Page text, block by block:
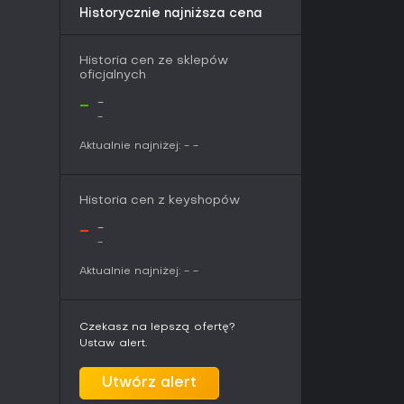
wydajności na PS5 - krótsze czasy
Tryb Odkrywania automatyzuje
i przedmiotami. Treści te
oraz rdzenni mieszkańcy z własnymi
frakcjami decydują o dostępie do zasobów,
Historycznie najniższa cena
Historia cen ze sklepów
oficjalnych
- -
-
Aktualnie najniżej: - -
Historia cen z keyshopów
- -
-
Aktualnie najniżej: - -
Czekasz na lepszą ofertę?
Ustaw alert.
Utwórz alert